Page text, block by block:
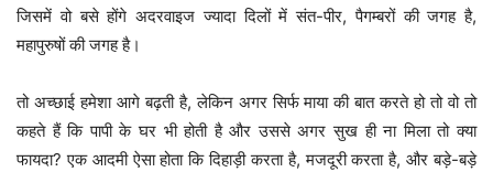
जिसमें वो बसे होंगे अदरवाइज ज्यादा दिलों में संत-पीर, पैगम्बरों की जगह है,
महापुरुषों की जगह है।
तो अच्छाई हमेशा आगे बढ़ती है, लेकिन अगर सिर्फ माया की बात करते हो तो वो तो
कहते हैं कि पापी के घर भी होती है और उससे अगर सुख ही ना मिला तो क्या
फायदा? एक आदमी ऐसा होता कि दिहाड़ी करता है, मजदूरी करता है, और बड़े-बड़े